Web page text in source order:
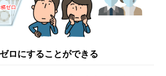
ロにすることができる